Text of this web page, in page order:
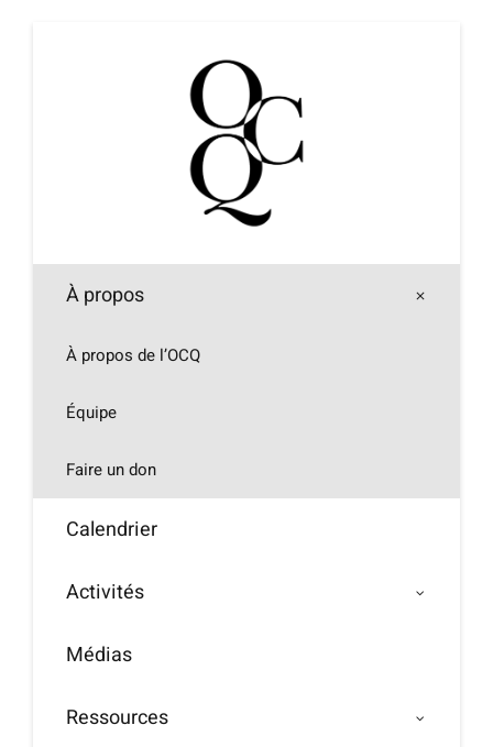
À propos
À propos de l’OCQ
Équipe
Faire un don
Calendrier
Activités
Médias
Ressources